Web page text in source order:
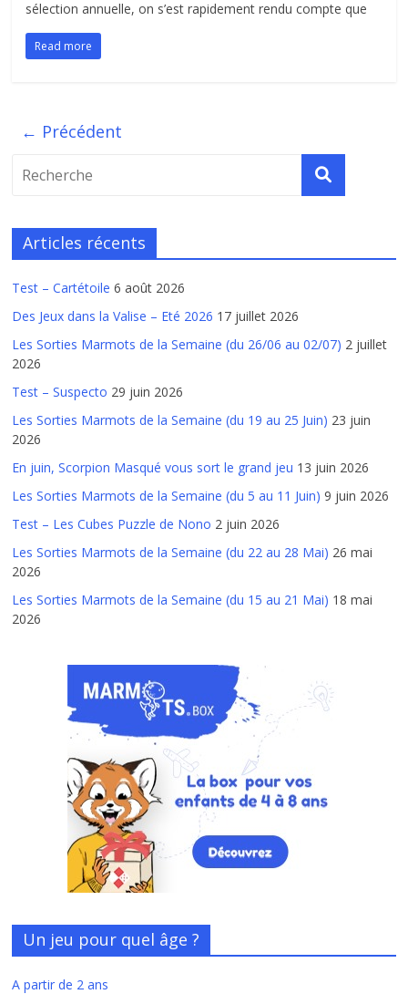
sélection annuelle, on s’est rapidement rendu compte que
Read more
← Précédent
Articles récents
Test – Cartétoile 6 août 2026
Des Jeux dans la Valise – Eté 2026 17 juillet 2026
Les Sorties Marmots de la Semaine (du 26/06 au 02/07) 2 juillet
2026
Test – Suspecto 29 juin 2026
Les Sorties Marmots de la Semaine (du 19 au 25 Juin) 23 juin
2026
En juin, Scorpion Masqué vous sort le grand jeu 13 juin 2026
Les Sorties Marmots de la Semaine (du 5 au 11 Juin) 9 juin 2026
Test – Les Cubes Puzzle de Nono 2 juin 2026
Les Sorties Marmots de la Semaine (du 22 au 28 Mai) 26 mai
2026
Les Sorties Marmots de la Semaine (du 15 au 21 Mai) 18 mai
2026
Un jeu pour quel âge ?
A partir de 2 ans